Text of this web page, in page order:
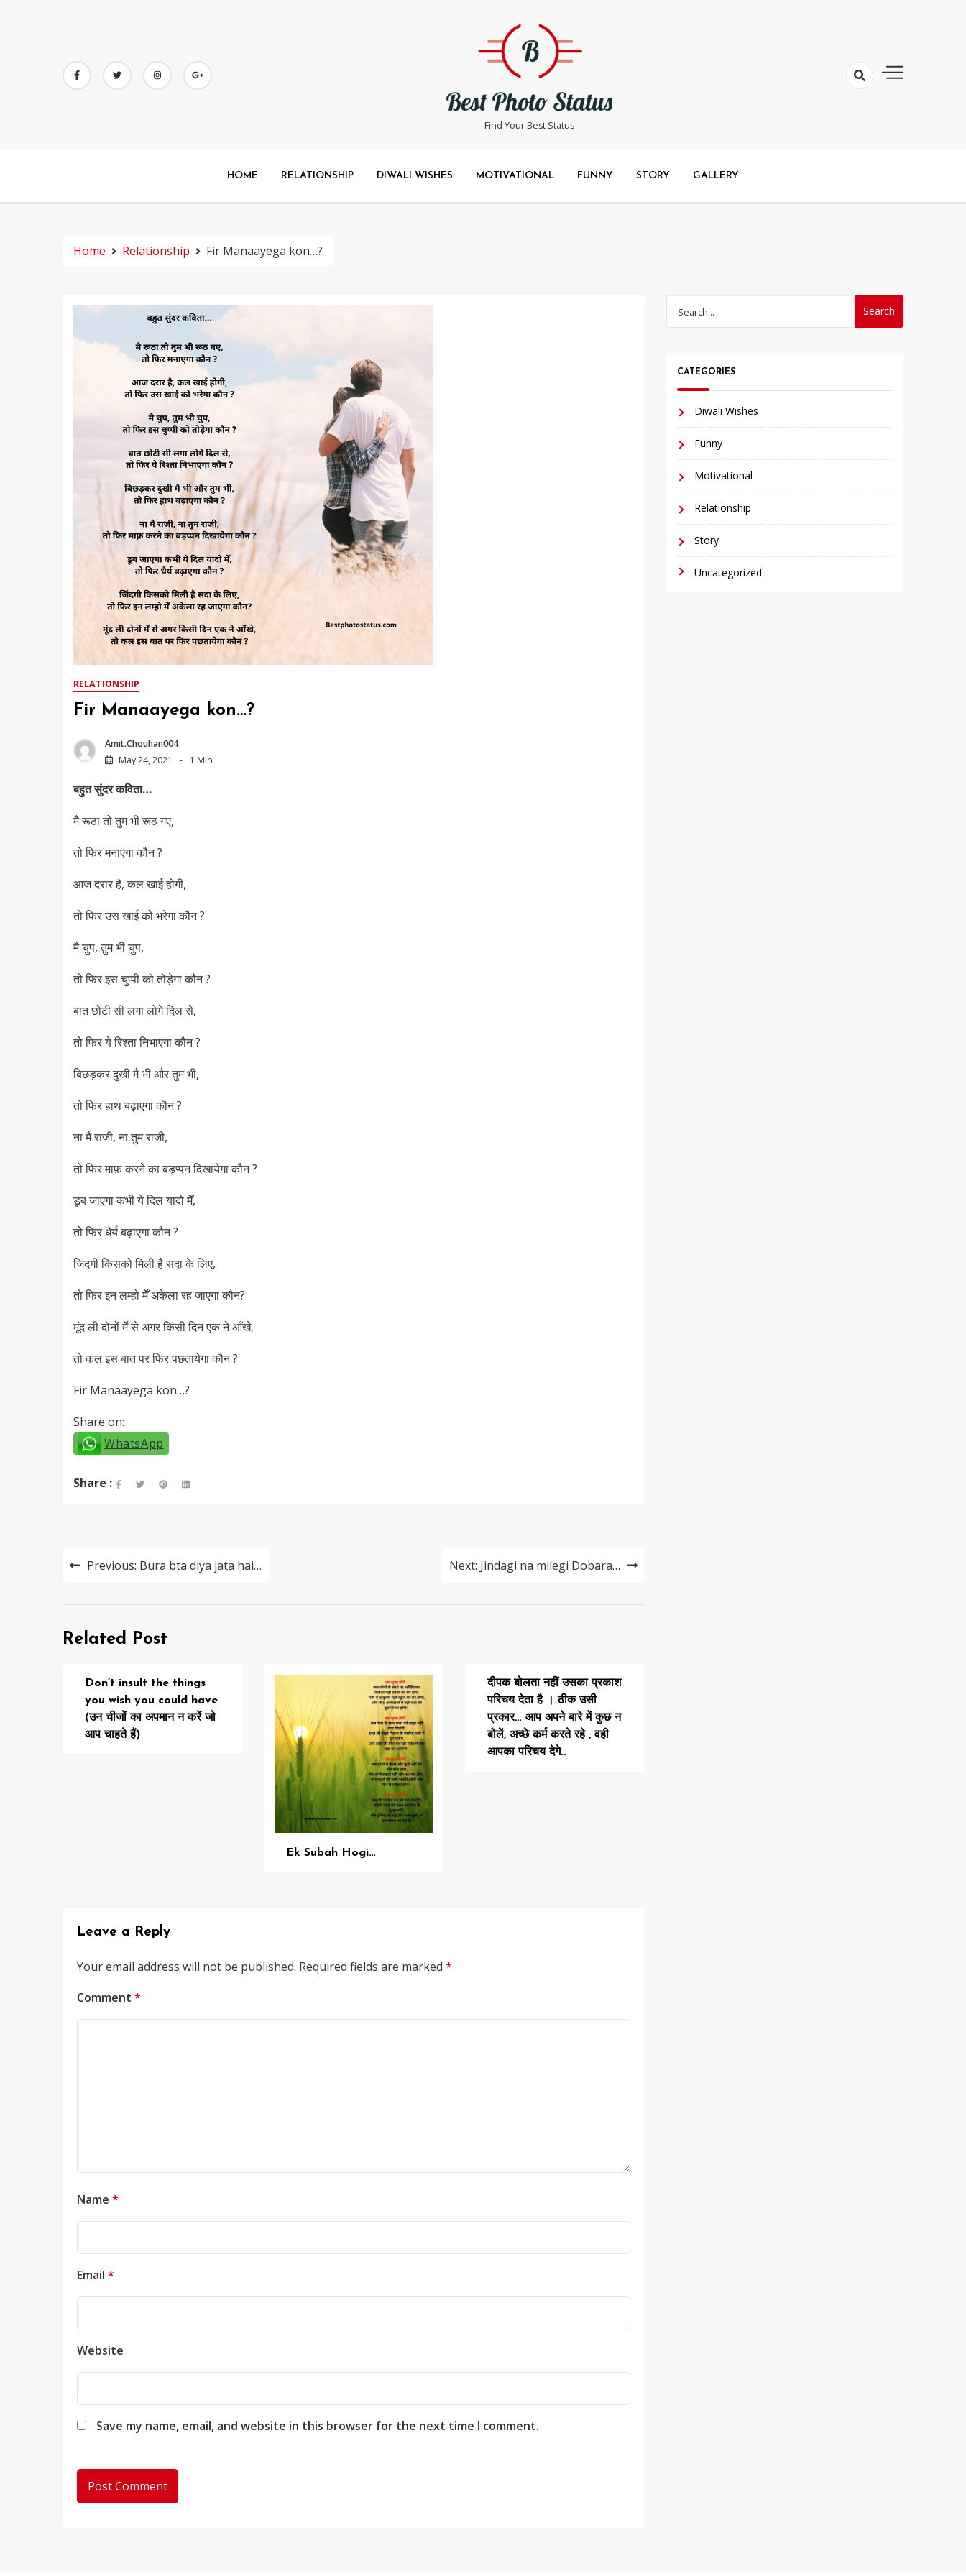
Find Your Best Status
HOME RELATIONSHIP DIWALI WISHES MOTIVATIONAL FUNNY STORY GALLERY
Home Relationship Fir Manaayega kon…?
RELATIONSHIP
Fir Manaayega kon…?
Amit.chouhan004
May 24, 2021
1 Min
बहुत सुंदर कविता…
मै रूठा तो तुम भी रूठ गए,
तो फिर मनाएगा कौन ?
आज दरार है, कल खाई होगी,
तो फिर उस खाई को भरेगा कौन ?
मै चुप, तुम भी चुप,
तो फिर इस चुप्पी को तोड़ेगा कौन ?
बात छोटी सी लगा लोगे दिल से,
तो फिर ये रिश्ता निभाएगा कौन ?
बिछड़कर दुखी मै भी और तुम भी,
तो फिर हाथ बढ़ाएगा कौन ?
ना मै राजी, ना तुम राजी,
तो फिर माफ़ करने का बड़प्पन दिखायेगा कौन ?
डूब जाएगा कभी ये दिल यादो मेँ,
तो फिर धैर्य बढ़ाएगा कौन ?
जिंदगी किसको मिली है सदा के लिए,
तो फिर इन लम्हो मेँ अकेला रह जाएगा कौन?
मूंद ली दोनों मेँ से अगर किसी दिन एक ने आँखे,
तो कल इस बात पर फिर पछतायेगा कौन ?
Fir Manaayega kon…?
Share on:
WhatsApp
Share :
PostPrevious: Bura bta diya jata hai… Next: Jindagi na milegi Dobara…
Related Post
Don’t insult the things
you wish you could have
(उन चीजों का अपमान न करें जो
आप चाहते हैं)
Ek Subah Hogi…
दीपक बोलता नहीं उसका प्रकाश
परिचय देता है । ठीक उसी
प्रकार… आप अपने बारे में कुछ न
बोलें, अच्छे कर्म करते रहे , वही
आपका परिचय देगे..
Leave a Reply
Your email address will not be published. Required fields are marked *
Comment *
Name *
Email *
Website
Save my name, email, and website in this browser for the next time I comment.
for:
CATEGORIES
Diwali Wishes
Funny
Motivational
Relationship
Story
Uncategorized